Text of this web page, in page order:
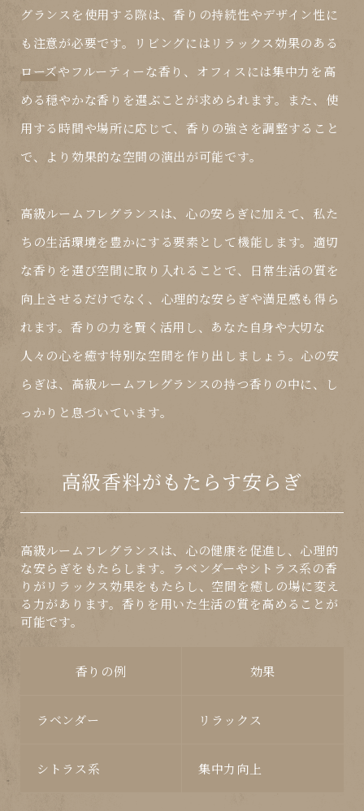
グランスを使用する際は、香りの持続性やデザイン性に
も注意が必要です。リビングにはリラックス効果のある
ローズやフルーティーな香り、オフィスには集中力を高
める穏やかな香りを選ぶことが求められます。また、使
用する時間や場所に応じて、香りの強さを調整すること
で、より効果的な空間の演出が可能です。
高級ルームフレグランスは、心の安らぎに加えて、私た
ちの生活環境を豊かにする要素として機能します。適切
な香りを選び空間に取り入れることで、日常生活の質を
向上させるだけでなく、心理的な安らぎや満足感も得ら
れます。香りの力を賢く活用し、あなた自身や大切な
人々の心を癒す特別な空間を作り出しましょう。心の安
らぎは、高級ルームフレグランスの持つ香りの中に、し
っかりと息づいています。
高級香料がもたらす安らぎ
高級ルームフレグランスは、心の健康を促進し、心理的
な安らぎをもたらします。
ラベンダーやシトラス系の香
りがリラックス効果をもたらし、空間を癒しの場に変え
る力があります。香りを用いた生活の質を高めることが
可能です。
香りの例 効果
ラベンダー リラックス
シトラス系 集中力向上